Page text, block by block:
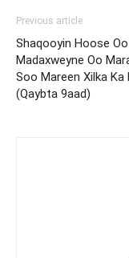
Previous article
Shaqooyin Hoose
Madaxweyne Oo
Soo Mareen Xilka Ka
(Qaybta 9aad)